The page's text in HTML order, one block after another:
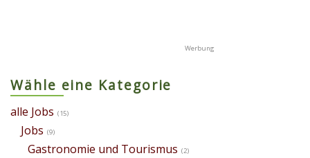
Wähle eine Kategorie
alle Jobs (15)
Jobs (9)
Gastronomie und Tourismus (2)